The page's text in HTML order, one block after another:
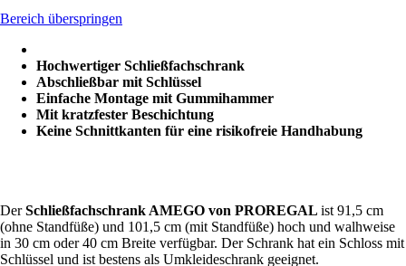
Bereich überspringen
Hochwertiger Schließfachschrank
Abschließbar mit Schlüssel
Einfache Montage mit Gummihammer
Mit kratzfester Beschichtung
Keine Schnittkanten für eine risikofreie Handhabung
DerSchließfachschrank AMEGO von PROREGAL ist 91,5 cm
(ohne Standfüße) und 101,5 cm (mit Standfüße) hoch und walhweise
in 30 cm oder 40 cm Breite verfügbar. Der Schrank hat ein Schloss mit
Schlüssel und ist bestens als Umkleideschrank geeignet.